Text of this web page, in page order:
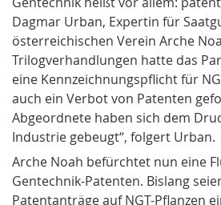
Dagmar Urban, Expertin für
österreichischen Verein Arche
Trilogverhandlungen hatte das
eine Kennzeichnungspflicht für
auch ein Verbot von Patenten
Abgeordnete haben sich dem
Industrie gebeugt“, folgert Urban.
Arche Noah befürchtet nun eine
Gentechnik-Patenten. Bislang
Patentanträge auf NGT-Pflanzen